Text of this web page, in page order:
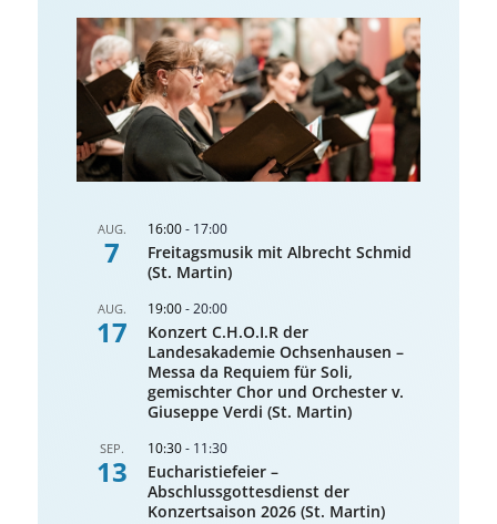
AUG.
7
16:00- 17:00
Freitagsmusik mit Albrecht Schmid
(St. Martin)
AUG.
17
19:00-20:00
Konzert C.H.O.I.R der
Landesakademie Ochsenhausen –
Messa da Requiem für Soli,
gemischter Chor und Orchester v.
Giuseppe Verdi (St. Martin)
SEP.
13
10:30- 11:30
Eucharistiefeier –
Abschlussgottesdienst der
Konzertsaison 2026 (St. Martin)